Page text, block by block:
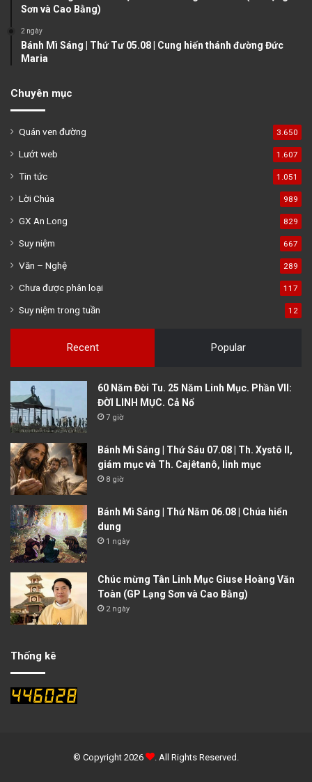
Sơn và Cao Bằng)
2 ngày
Bánh Mì Sáng | Thứ Tư 05.08 | Cung hiến thánh đường Đức
Maria
Chuyên mục
Quán ven đường 3.650
Lướt web 1.607
Tin tức 1.051
Lời Chúa 989
GX An Long 829
Suy niệm 667
Văn – Nghệ 289
Chưa được phân loại 117
Suy niệm trong tuần 12
Recent Popular
60 Năm Đời Tu. 25 Năm Linh Mục. Phần VII:
ĐỜI LINH MỤC. Cả Nổ
7 giờ
Bánh Mì Sáng | Thứ Sáu 07.08 | Th. Xystô II,
giám mục và Th. Cajêtanô, linh mục
8 giờ
Bánh Mì Sáng | Thứ Năm 06.08 | Chúa hiển
dung
1 ngày
Chúc mừng Tân Linh Mục Giuse Hoàng Văn
Toàn (GP Lạng Sơn và Cao Bằng)
2 ngày
Thống kê
© Copyright 2026 . All Rights Reserved.